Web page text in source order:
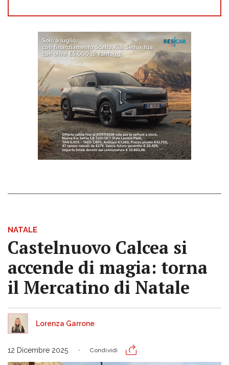
NATALE
Castelnuovo Calcea si
accende di magia: torna
il Mercatino di Natale
Lorenza Garrone
12 Dicembre 2025 Condividi